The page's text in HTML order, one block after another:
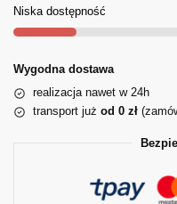
Niska dostępność
Wygodna dostawa
realizacja nawet w 24h
transport już od 0 zł